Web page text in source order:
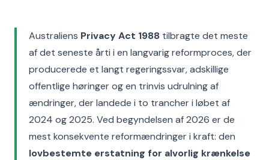
Australiens Privacy Act 1988 tilbragte det meste
af det seneste årti i en langvarig reformproces, der
producerede et langt regeringssvar, adskillige
offentlige høringer og en trinvis udrulning af
ændringer, der landede i to trancher i løbet af
2024 og 2025. Ved begyndelsen af 2026 er de
mest konsekvente reformændringer i kraft: den
lovbestemte erstatning for alvorlig krænkelse